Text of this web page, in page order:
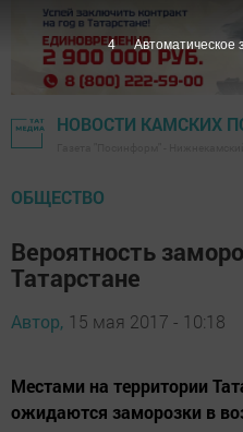
НОВОСТИ КАМСКИХ
ОБЩЕСТВО
Вероятность
Татарстане
Автор, 15 мая 2017 - 10:18
Местами на территории
ожидаются заморозки в
3 Автоматическое